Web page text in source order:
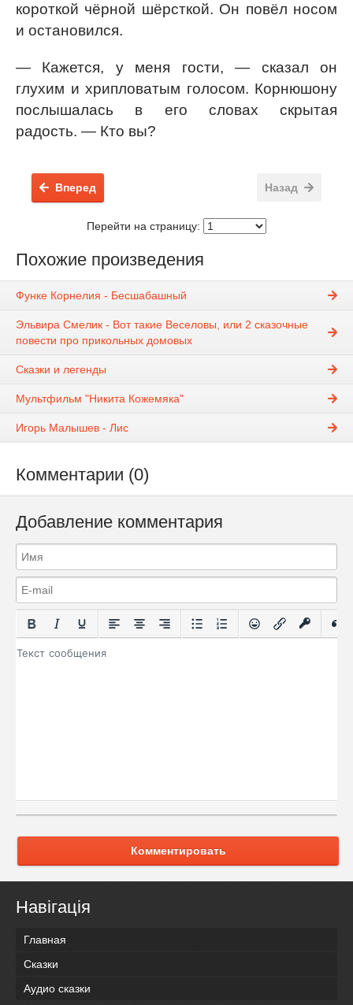
короткой чёрной шёрсткой. Он повёл носом
и остановился.
— Кажется, у меня гости, — сказал он
глухим и хрипловатым голосом. Корнюшону
послышалась в его словах скрытая
радость. — Кто вы?
Назад
Вперед
Перейти на страницу:
Похожие произведения
Функе Корнелия - Бесшабашный
Эльвира Смелик - Вот такие Веселовы, или 2 сказочные
повести про прикольных домовых
Сказки и легенды
Мультфильм "Никита Кожемяка"
Игорь Малышев - Лис
Комментарии (0)
Добавление комментария
Комментировать
Навігація
Главная
Сказки
Аудио сказки